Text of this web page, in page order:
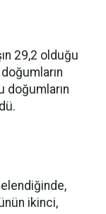
29,2 olduğu
doğumların
ikinci,